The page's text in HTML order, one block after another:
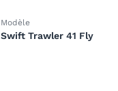
Modèle
Swift Trawler 41 Fly